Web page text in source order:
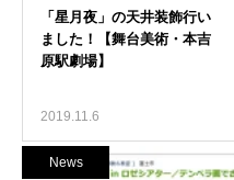
2019.11.6
News